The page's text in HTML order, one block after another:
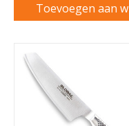
Toevoegen aan
Carrousel van